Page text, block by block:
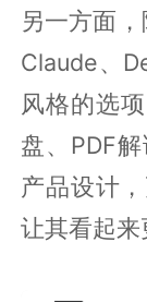
另一方面
Claude、
风格的选
盘、PDF
产品设计
让其看起来